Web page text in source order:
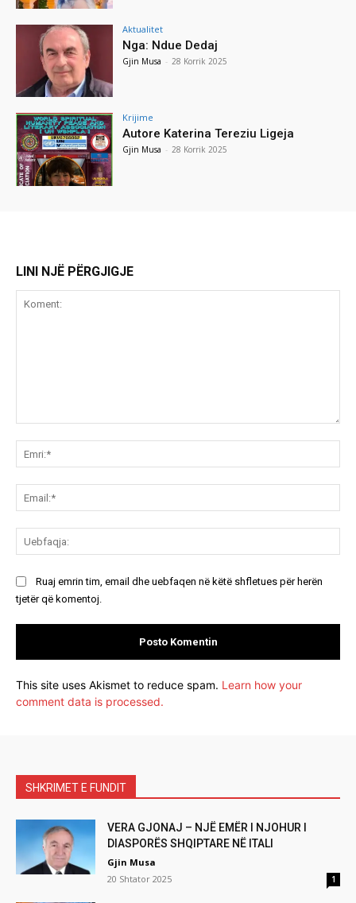
Aktualitet
Nga: Ndue Dedaj
Gjin Musa - 28 Korrik 2025
Krijime
Autore Katerina Tereziu Ligeja
Gjin Musa - 28 Korrik 2025
LINI NJË PËRGJIGJE
Ruaj emrin tim, email dhe uebfaqen në këtë shfletues për herën
tjetër që komentoj.
This site uses Akismet to reduce spam. Learn how your
comment data is processed.
SHKRIMET E FUNDIT
VERA GJONAJ – NJË EMËR I NJOHUR I
DIASPORËS SHQIPTARE NË ITALI
Gjin Musa
20 Shtator 2025
1